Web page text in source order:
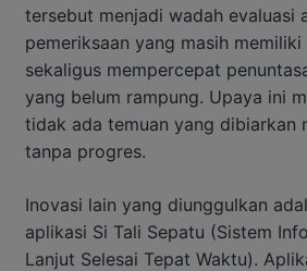
tersebut menjadi wadah evaluasi
pemeriksaan yang masih
sekaligus mempercepat
yang belum rampung. Upaya ini
tidak ada temuan yang dibiarkan
tanpa progres.
Inovasi lain yang diunggulkan
aplikasi Si Tali Sepatu (Sistem
Lanjut Selesai Tepat Waktu).